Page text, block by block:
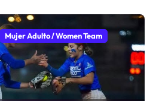
Mujer Adulto / Women Team